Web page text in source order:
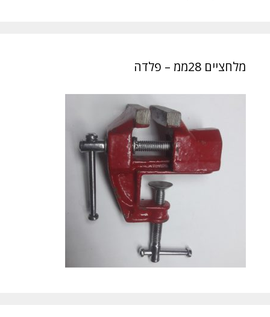
מלחציים 28ממ – פלדה